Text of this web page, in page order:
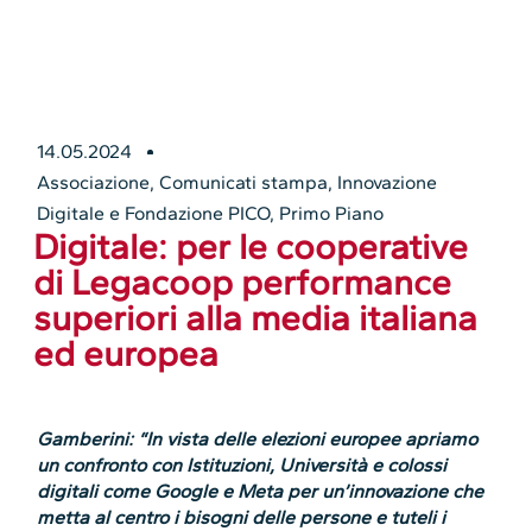
14.05.2024
Associazione,Comunicati stampa, Innovazione
Digitale e Fondazione PICO, Primo Piano
Digitale: per le cooperative
di Legacoop performance
superiori alla media italiana
ed europea
Gamberini: “In vista delle elezioni europee apriamo
un confronto con Istituzioni, Università e colossi
digitali come Google e Meta per un’innovazione che
metta al centro i bisogni delle persone e tuteli i